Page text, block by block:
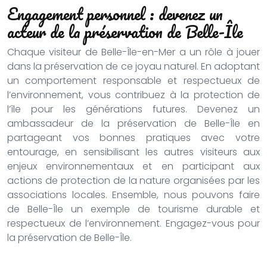
Engagement personnel : devenez un
acteur de la préservation de Belle-Île
Chaque visiteur de Belle-Île-en-Mer a un rôle à jouer
dans la préservation de ce joyau naturel. En adoptant
un comportement responsable et respectueux de
l’environnement, vous contribuez à la protection de
l’île pour les générations futures. Devenez un
ambassadeur de la préservation de Belle-Île en
partageant vos bonnes pratiques avec votre
entourage, en sensibilisant les autres visiteurs aux
enjeux environnementaux et en participant aux
actions de protection de la nature organisées par les
associations locales. Ensemble, nous pouvons faire
de Belle-Île un exemple de tourisme durable et
respectueux de l’environnement. Engagez-vous pour
la préservation de Belle-Île.